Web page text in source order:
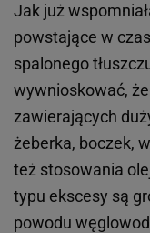
Jak już
powstające w
spalonego
wywnioskować,
zawierających
żeberka, boczek,
też stosowania
typu ekscesy są
powodu